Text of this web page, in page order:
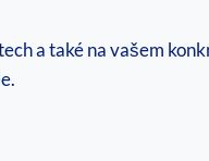
a také na vašem